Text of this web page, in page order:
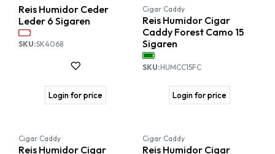
Nieuw!
Reis Humidor Ceder
Leder 6 Sigaren
SKU:SK4068
Login for price
Cigar Caddy
Reis Humidor Cigar
Caddy Forest Camo 15
Sigaren
SKU:HUMCC15FC
Login for price
Cigar Caddy
Reis Humidor Cigar
Cigar Caddy
Reis Humidor Cigar